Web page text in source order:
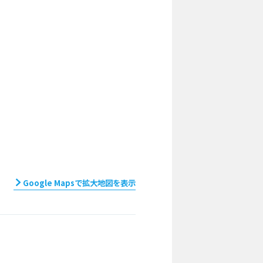
Google Mapsで拡大地図を表示